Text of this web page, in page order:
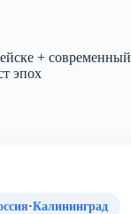
+ современный
эпох
·Калининград